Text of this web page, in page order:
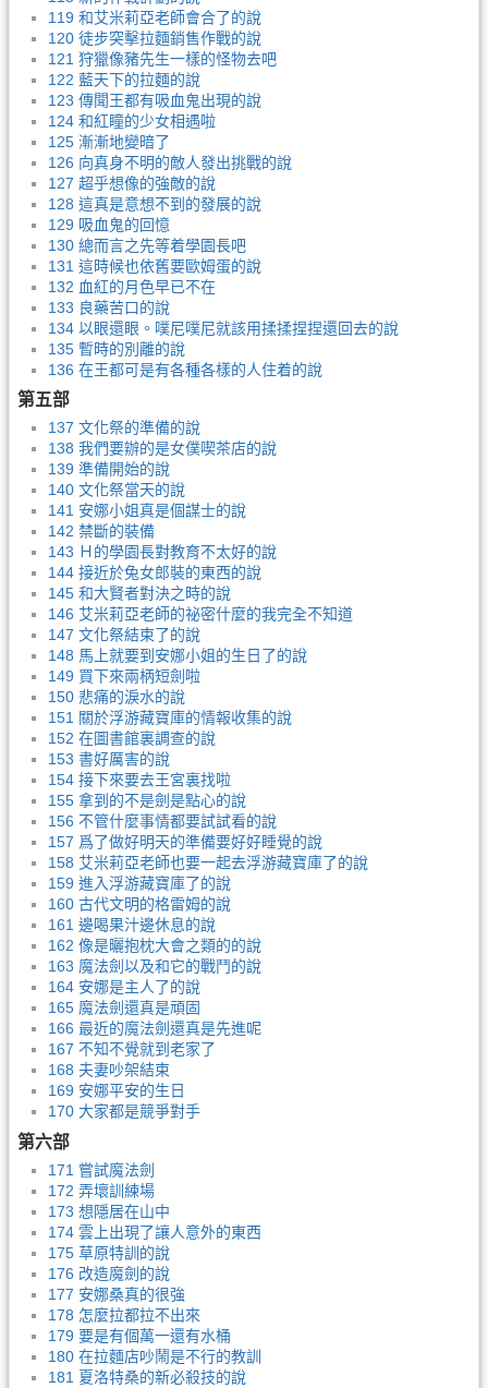
119 和艾米莉亞老師會合了的說
120 徒步突擊拉麵銷售作戰的說
121 狩獵像豬先生一樣的怪物去吧
122 藍天下的拉麵的說
123 傳聞王都有吸血鬼出現的說
124 和紅瞳的少女相遇啦
125 漸漸地變暗了
126 向真身不明的敵人發出挑戰的說
127 超乎想像的強敵的說
128 這真是意想不到的發展的說
129 吸血鬼的回憶
130 總而言之先等着學園長吧
131 這時候也依舊要歐姆蛋的說
132 血紅的月色早已不在
133 良藥苦口的說
134 以眼還眼。噗尼噗尼就該用揉揉捏捏還回去的說
135 暫時的別離的說
136 在王都可是有各種各樣的人住着的說
第五部
137 文化祭的準備的說
138 我們要辦的是女僕喫茶店的說
139 準備開始的說
140 文化祭當天的說
141 安娜小姐真是個謀士的說
142 禁斷的裝備
143 Ｈ的學園長對教育不太好的說
144 接近於兔女郎裝的東西的說
145 和大賢者對決之時的說
146 艾米莉亞老師的祕密什麼的我完全不知道
147 文化祭結束了的說
148 馬上就要到安娜小姐的生日了的說
149 買下來兩柄短劍啦
150 悲痛的淚水的說
151 關於浮游藏寶庫的情報收集的說
152 在圖書館裏調查的說
153 書好厲害的說
154 接下來要去王宮裏找啦
155 拿到的不是劍是點心的說
156 不管什麼事情都要試試看的說
157 爲了做好明天的準備要好好睡覺的說
158 艾米莉亞老師也要一起去浮游藏寶庫了的說
159 進入浮游藏寶庫了的說
160 古代文明的格雷姆的說
161 邊喝果汁邊休息的說
162 像是曬抱枕大會之類的的說
163 魔法劍以及和它的戰鬥的說
164 安娜是主人了的說
165 魔法劍還真是頑固
166 最近的魔法劍還真是先進呢
167 不知不覺就到老家了
168 夫妻吵架結束
169 安娜平安的生日
170 大家都是競爭對手
第六部
171 嘗試魔法劍
172 弄壞訓練場
173 想隱居在山中
174 雲上出現了讓人意外的東西
175 草原特訓的說
176 改造魔劍的說
177 安娜桑真的很強
178 怎麼拉都拉不出來
179 要是有個萬一還有水桶
180 在拉麵店吵鬧是不行的教訓
181 夏洛特桑的新必殺技的說